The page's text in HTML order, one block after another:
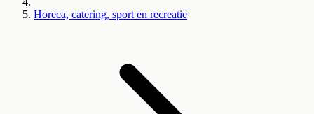
Horeca, catering, sport en recreatie